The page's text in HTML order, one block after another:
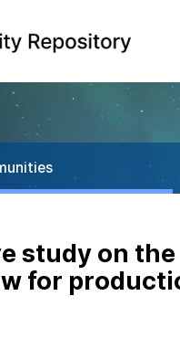
study on
for